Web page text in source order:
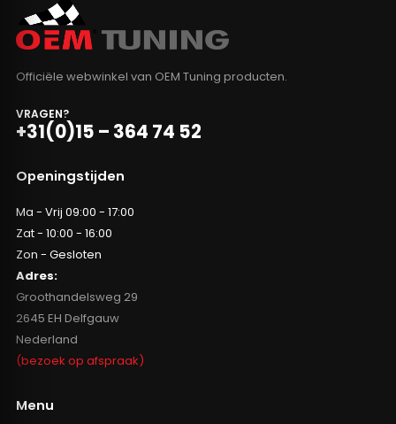
Officiële webwinkel van OEM Tuning producten.
VRAGEN?
+31(0)15 – 364 74 52
Openingstijden
Ma - Vrij 09:00 - 17:00
Zat - 10:00 - 16:00
Zon - Gesloten
Adres:
Groothandelsweg 29
2645 EH Delfgauw
Nederland
(bezoek op afspraak)
Menu